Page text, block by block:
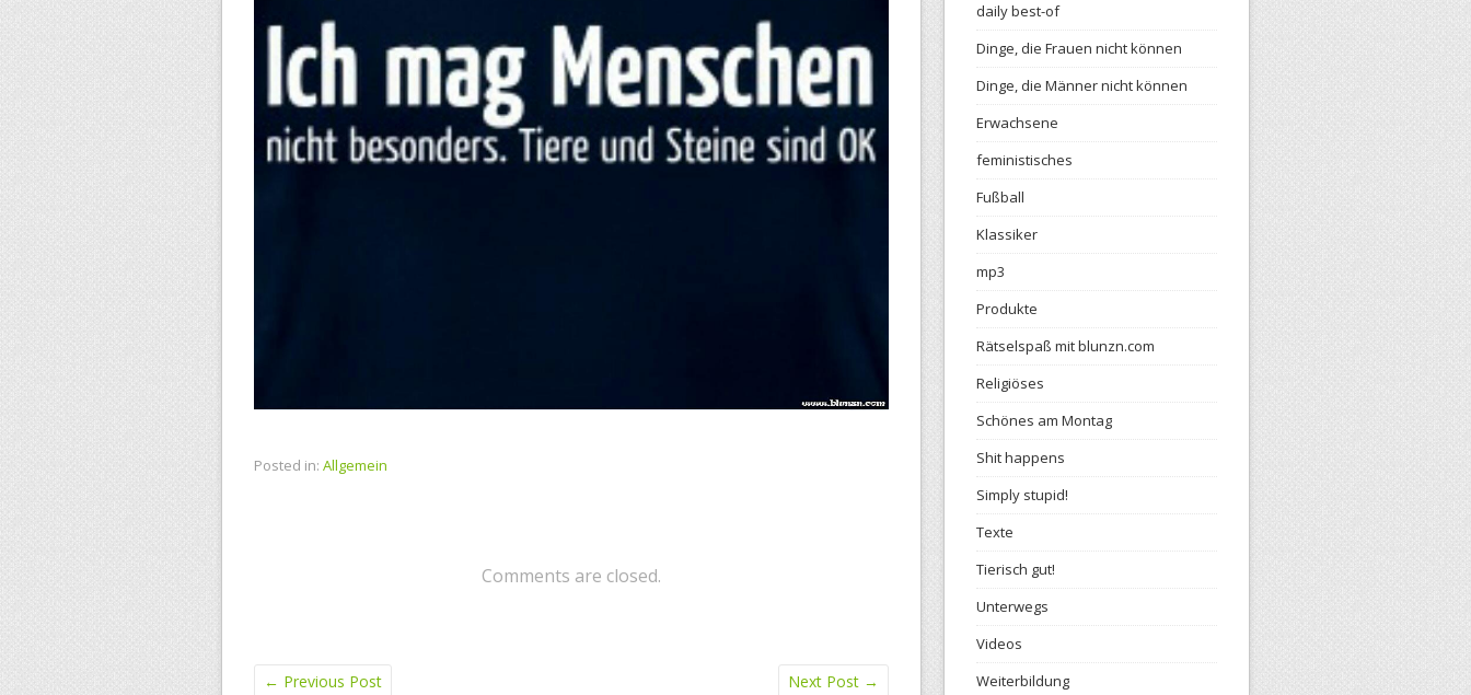
Posted in: Allgemein
Comments are closed.
← Previous Post Next Post →
daily best-of
Dinge, die Frauen nicht können
Dinge, die Männer nicht können
Erwachsene
feministisches
Fußball
Klassiker
mp3
Produkte
Rätselspaß mit blunzn.com
Religiöses
Schönes am Montag
Shit happens
Simply stupid!
Texte
Tierisch gut!
Unterwegs
Videos
Weiterbildung